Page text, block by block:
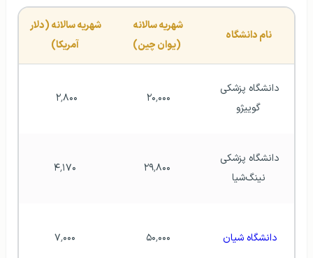
نام دانشگاه
(یوان چین)
آمریکا)
گوییژو
۲۰٬۰۰۰ ۲٬۸۰۰
نینگ‌شیا
۲۹٬۸۰۰ ۴٬۱۷۰
دانشگاه شیان ۵۰٬۰۰۰ ۷٬۰۰۰